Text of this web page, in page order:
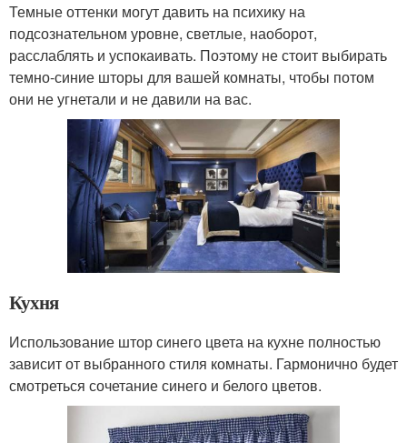
Темные оттенки могут давить на психику на
подсознательном уровне, светлые, наоборот,
расслаблять и успокаивать. Поэтому не стоит выбирать
темно-синие шторы для вашей комнаты, чтобы потом
они не угнетали и не давили на вас.
Кухня
Использование штор синего цвета на кухне полностью
зависит от выбранного стиля комнаты. Гармонично будет
смотреться сочетание синего и белого цветов.